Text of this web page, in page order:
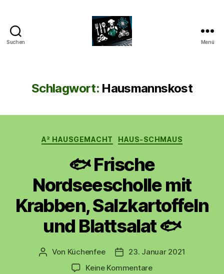
Suchen Menü
Schlagwort: Hausmannskost
Kategorien
A² HAUSGEMACHT HAUS-SCHMAUS
🐟 Frische
Nordseescholle mit
Krabben, Salzkartoffeln
und Blattsalat 🐟
Beitragsautor
Von Küchenfee Beitragsdatum
23. Januar 2021
Keine Kommentarezu